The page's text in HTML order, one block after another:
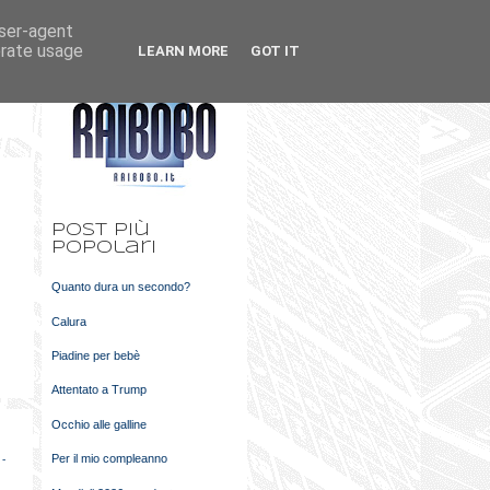
-
Post più
popolari
Quanto dura un secondo?
Calura
Piadine per bebè
Attentato a Trump
Occhio alle galline
Per il mio compleanno
agent
usage
LEARN MORE GOT IT